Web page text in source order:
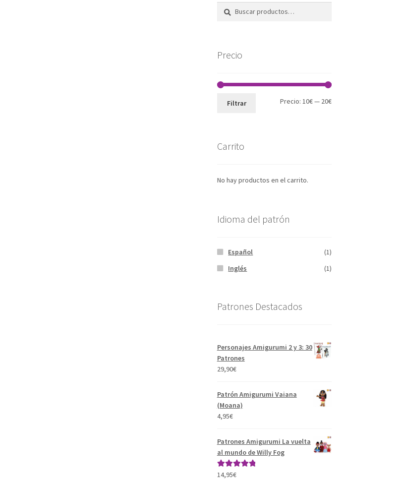
Precio
Precio
Precio
Filtrar Precio: 10€— 20€
Carrito
No hay productos en el carrito.
Idioma del patrón
Español
(1)
Inglés
(1)
Patrones Destacados
Personajes Amigurumi 2 y 3: 30
Patrones
29,90€
Patrón Amigurumi Vaiana
(Moana)
4,95€
Patrones Amigurumi La vuelta
al mundo de Willy Fog
Valorado con
14,95€